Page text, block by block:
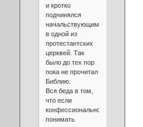
и кротко
подчинялся
начальствующим
в одной из
протестантских
церквей. Так
было до тех пор
пока не прочитал
Библию.
Вся беда в том,
что если
конфессионально
понимать